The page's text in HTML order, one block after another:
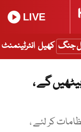
LIVE
جنگ کھیل انٹرٹینمنٹ
اعتکاف بیٹھیں گے ،
کر لئے ،